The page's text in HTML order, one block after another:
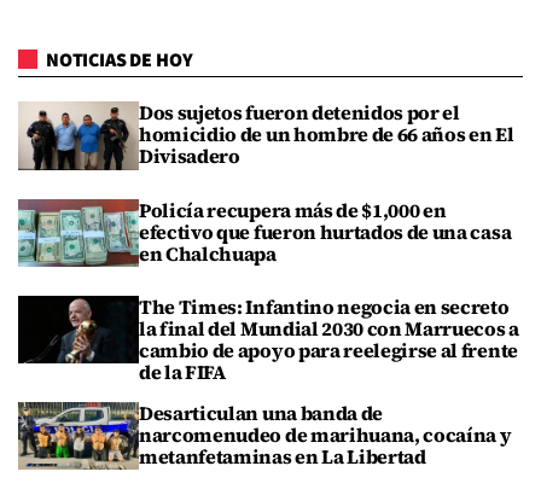
NOTICIAS DE HOY
Dos sujetos fueron detenidos por el
homicidio de un hombre de 66 años en El
Divisadero
Policía recupera más de $1,000 en
efectivo que fueron hurtados de una casa
en Chalchuapa
The Times: Infantino negocia en secreto
la final del Mundial 2030 con Marruecos a
cambio de apoyo para reelegirse al frente
de la FIFA
Desarticulan una banda de
narcomenudeo de marihuana, cocaína y
metanfetaminas en La Libertad